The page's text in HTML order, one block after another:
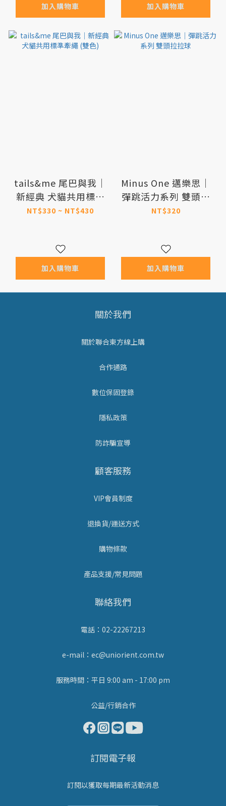
加入購物車 加入購物車
tails&me 尾巴與我｜
新經典 犬貓共用標準
牽繩 (雙色)
NT$330 ~ NT$430
加入購物車
Minus One 邁樂思｜
彈跳活力系列 雙頭拉
拉球
NT$320
加入購物車
關於我們
關於聯合東方線上購
合作通路
數位保固登錄
隱私政策
防詐騙宣導
顧客服務
VIP會員制度
退換貨/運送方式
購物條款
產品支援/常見問題
聯絡我們
電話：02-22267213
e-mail：ec@uniorient.com.tw
服務時間：平日 9:00 am - 17:00 pm
公益/行銷合作
訂閱電子報
訂閱以獲取每期最新活動消息